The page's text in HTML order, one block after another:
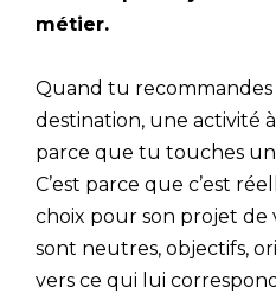
métier.
Quand tu
destination, une activité
parce que tu touches
C’est parce que c’est
choix pour son projet de
sont neutres, objectifs,
vers ce qui lui